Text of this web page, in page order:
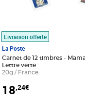
au panier
Livraison offerte
La Poste
Carnet de 12 timbres -
Lettre verte
20g / France
18,24€